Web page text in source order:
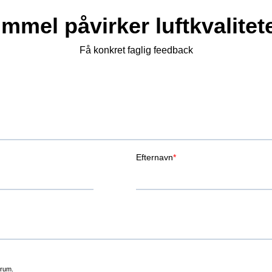
påvirker
Få konkret faglig feedback